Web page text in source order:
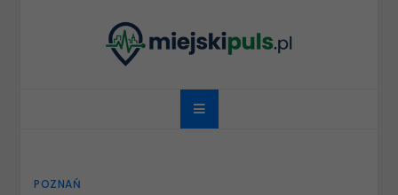
miejskipuls.pl
POZNAŃ